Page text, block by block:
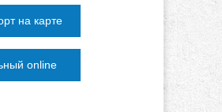
на карте
online